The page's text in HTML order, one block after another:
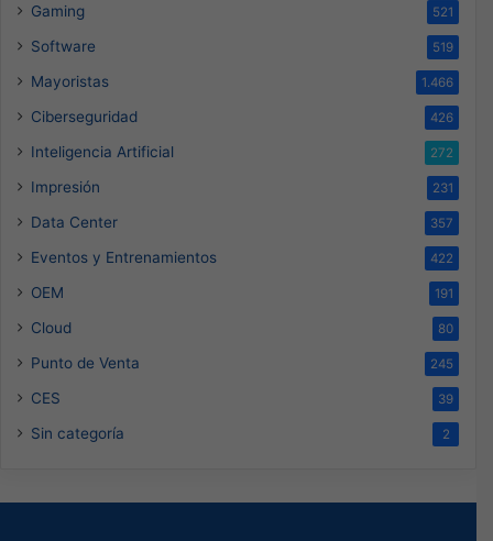
Gaming 521
Software 519
Mayoristas 1.466
Ciberseguridad 426
Inteligencia Artificial 272
Impresión 231
Data Center 357
Eventos y Entrenamientos 422
OEM 191
Cloud 80
Punto de Venta 245
CES 39
Sin categoría 2